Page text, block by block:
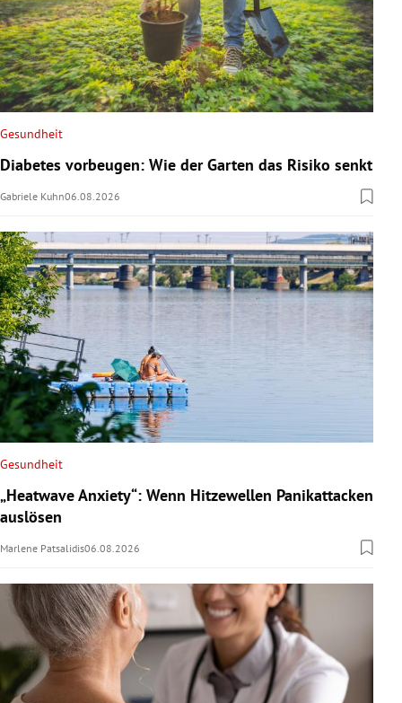
Gesundheit
Diabetes vorbeugen: Wie der Garten das Risiko senkt
Gabriele Kuhn06.08.2026
Gesundheit
„Heatwave Anxiety“: Wenn Hitzewellen Panikattacken
auslösen
Marlene Patsalidis06.08.2026